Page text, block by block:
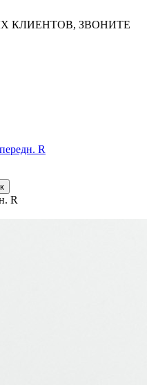
КЛИЕНТОВ, ЗВОНИТЕ
R
R